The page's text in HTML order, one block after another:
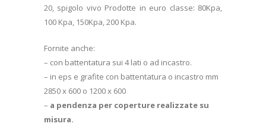
20, spigolo vivo Prodotte in euro classe: 80Kpa,
100 Kpa, 150Kpa, 200 Kpa.
Fornite anche:
– con battentatura sui 4 lati o ad incastro.
– in eps e grafite con battentatura o incastro mm
2850 x 600 o 1200 x 600
– a pendenza per coperture realizzate su
misura.